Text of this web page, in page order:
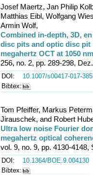
Josef Maertz, Jan Philip
Matthias Eibl, Wolfgang
Armin Wolf,
Combined in-depth, 3D,
disc pits and optic disc
megahertz OCT at 1050 nm
256, no. 2, pp. 289-298,
DOI:
10.1007/s00417-017-
Bibtex:
Tom Pfeiffer, Markus
Jirauschek, and Robert
Ultra low noise Fourier
megahertz optical
vol. 9, no. 9, pp. 4130-4148,
DOI:
10.1364/BOE.9.004130
Bibtex: